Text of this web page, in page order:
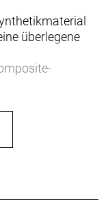
überlegene
und 2-Loch-